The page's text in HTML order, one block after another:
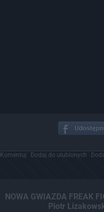
Komentuj Dodaj do ulubionych
NOWA GWIAZDA FREAK
Piotr